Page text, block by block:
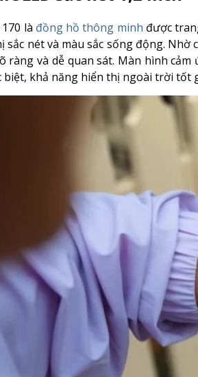
là đồng hồ thông minh được
sắc nét và màu sắc sống động.
ràng và dễ quan sát. Màn hình
biệt, khả năng hiển thị ngoài trời tốt